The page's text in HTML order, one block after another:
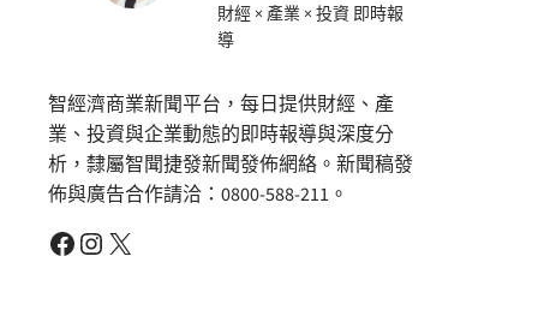
財經 × 產業 × 投資 即時報
導
智經濟商業新聞平台，每日提供財經、產
業、投資與企業動態的即時報導與深度分
析，隸屬智聞捷發新聞發佈網絡。新聞稿發
佈與廣告合作請洽：0800-588-211。
Facebook Instagram X